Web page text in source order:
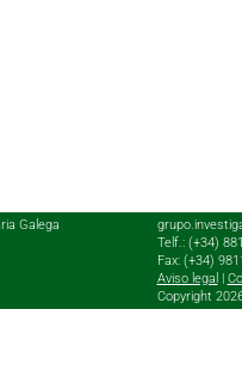
Galega
Telf.: (+34)
Fax: (+34)
Aviso legal
Copyright